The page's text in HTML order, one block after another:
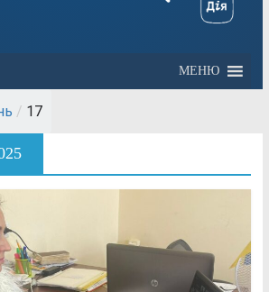
МЕНЮ
/ 17